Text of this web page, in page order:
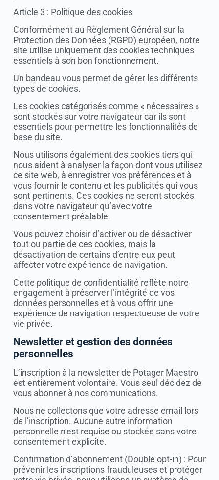
Article 3 : Politique des cookies
Conformément au Règlement Général sur la
Protection des Données (RGPD) européen, notre
site utilise uniquement des cookies techniques
essentiels à son bon fonctionnement.
Un bandeau vous permet de gérer les différents
types de cookies.
Les cookies catégorisés comme « nécessaires »
sont stockés sur votre navigateur car ils sont
essentiels pour permettre les fonctionnalités de
base du site.
Nous utilisons également des cookies tiers qui
nous aident à analyser la façon dont vous utilisez
ce site web, à enregistrer vos préférences et à
vous fournir le contenu et les publicités qui vous
sont pertinents. Ces cookies ne seront stockés
dans votre navigateur qu’avec votre
consentement préalable.
Vous pouvez choisir d’activer ou de désactiver
tout ou partie de ces cookies, mais la
désactivation de certains d’entre eux peut
affecter votre expérience de navigation.
Cette politique de confidentialité reflète notre
engagement à préserver l’intégrité de vos
données personnelles et à vous offrir une
expérience de navigation respectueuse de votre
vie privée.
Newsletter et gestion des données
personnelles
L’inscription à la newsletter de Potager Maestro
est entièrement volontaire. Vous seul décidez de
vous abonner à nos communications.
Nous ne collectons que votre adresse email lors
de l’inscription. Aucune autre information
personnelle n’est requise ou stockée sans votre
consentement explicite.
Confirmation d’abonnement (Double opt-in) : Pour
prévenir les inscriptions frauduleuses et protéger